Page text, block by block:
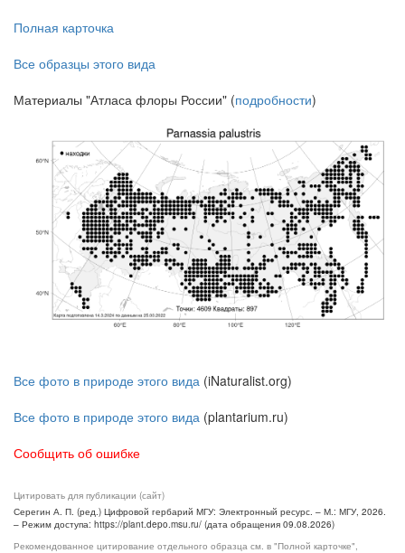
Полная карточка
Все образцы этого вида
Материалы "Атласа флоры России" (подробности)
Все фото в природе этого вида (iNaturalist.org)
Все фото в природе этого вида (plantarium.ru)
Сообщить об ошибке
Цитировать для публикации (сайт)
Серегин А. П. (ред.) Цифровой гербарий МГУ: Электронный ресурс. – М.: МГУ, 2026.
– Режим доступа: https://plant.depo.msu.ru/ (дата обращения 09.08.2026)
Рекомендованное цитирование отдельного образца см. в "Полной карточке",